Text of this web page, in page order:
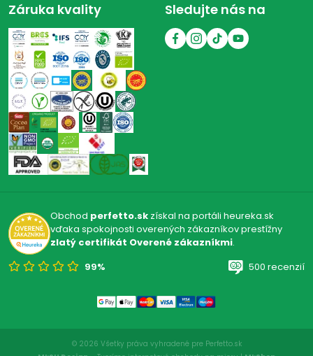
Záruka kvality Sledujte nás na
Obchod perfetto.skzískal na portáli heureka.sk
vďaka spokojnosti overených zákazníkov prestížny
zlatý certifikát Overené zákazníkmi.
99%
500 recenzií
© 2026 Všetky práva vyhradené pre Perfetto.sk